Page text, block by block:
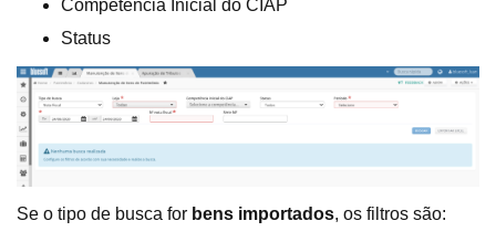
Competencia Inicial do CIAP
Status
Se o tipo de busca for bens importados, os filtros são: